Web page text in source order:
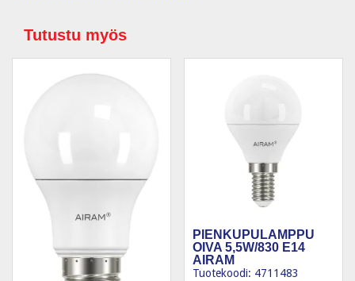
Tutustu myös
PIENKUPULAMPPU
OIVA 5,5W/830 E14
AIRAM
Tuotekoodi: 4711483